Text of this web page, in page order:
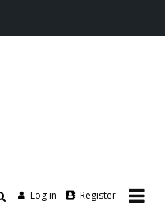
Log in Register